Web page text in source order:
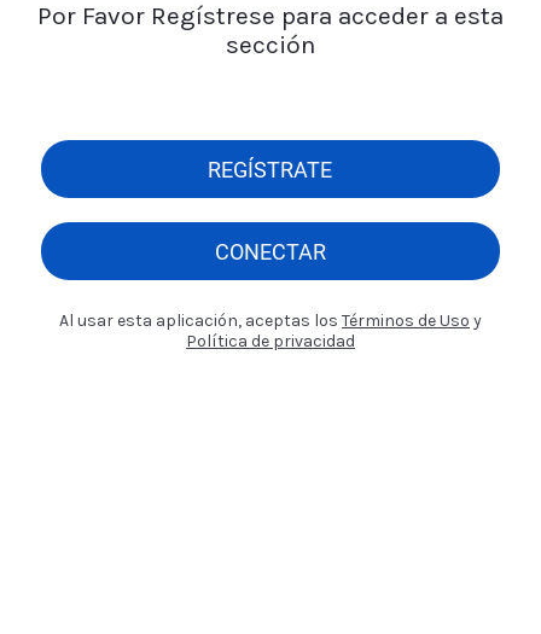
Por Favor Regístrese para acceder a esta
sección
REGÍSTRATE
CONECTAR
Al usar esta aplicación, aceptas los Términos de Uso y
Política de privacidad